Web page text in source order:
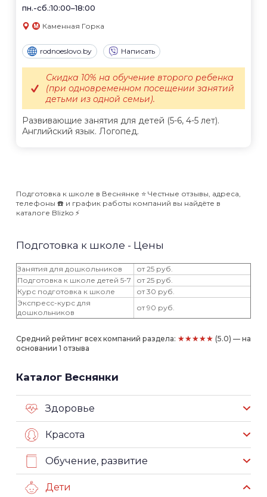
пн.-сб.:10:00–18:00
Каменная Горка
rodnoeslovo.by Написать
Развивающие занятия для детей (5-6, 4-5 лет).
Английский язык. Логопед.
Скидка 10% на обучение второго ребенка
(при одновременном посещении занятий
детьми из одной семьи).
Подготовка к школе в Веснянке ⭐️ Честные отзывы, адреса,
телефоны ☎️ и график работы компаний вы найдёте в
каталоге Blizko ⚡️
Подготовка к школе - Цены
Занятия для дошкольников
от 25 руб.
Подготовка к школе детей 5-7
от 25 руб.
Курс подготовка к школе
от 30 руб.
Экспресс-курс для
дошкольников
от 90 руб.
Средний рейтинг всех компаний раздела: ★★★★★ (5.0) — на
основании 1 отзыва
Каталог Веснянки
Здоровье
Красота
Обучение, развитие
Дети